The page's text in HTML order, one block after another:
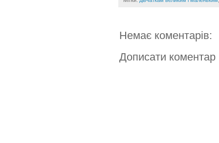
Немає коментарів:
Дописати коментар